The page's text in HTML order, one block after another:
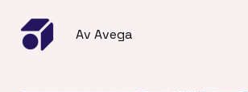
Av Avega